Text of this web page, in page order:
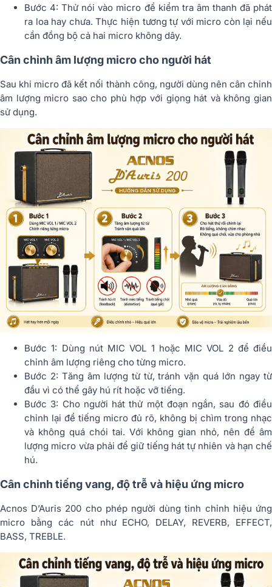
Bước 4: Thử nói vào micro để kiểm tra âm thanh đã phát
ra loa hay chưa. Thực hiện tương tự với micro còn lại nếu
cần đồng bộ cả hai micro không dây.
Cân chỉnh âm lượng micro cho người hát
Sau khi micro đã kết nối thành công, người dùng nên cân chỉnh
âm lượng micro sao cho phù hợp với giọng hát và không gian
sử dụng.
Bước 1: Dùng nút MIC VOL 1 hoặc MIC VOL 2 để điều
chỉnh âm lượng riêng cho từng micro.
Bước 2: Tăng âm lượng từ từ, tránh vặn quá lớn ngay từ
đầu vì có thể gây hú rít hoặc vỡ tiếng.
Bước 3: Cho người hát thử một đoạn ngắn, sau đó điều
chỉnh lại để tiếng micro đủ rõ, không bị chìm trong nhạc
và không quá chói tai. Với không gian nhỏ, nên để âm
lượng micro vừa phải để giữ tiếng hát tự nhiên và hạn chế
hú.
Cân chỉnh tiếng vang, độ trễ và hiệu ứng micro
Acnos D’Auris 200 cho phép người dùng tinh chỉnh hiệu ứng
micro bằng các nút như ECHO, DELAY, REVERB, EFFECT,
BASS, TREBLE.